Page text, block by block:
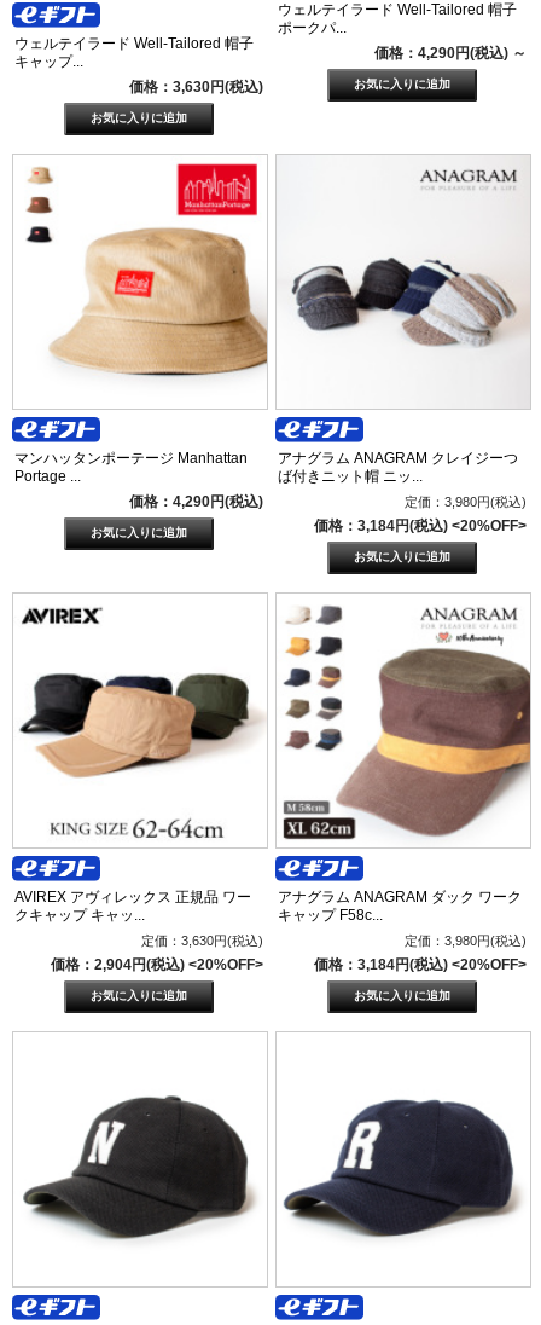
ウェルテイラード Well-Tailored 帽子
キャップ...
価格：3,630円(税込)
ウェルテイラード Well-Tailored 帽子
ポークパ...
価格：4,290円(税込) ～
マンハッタンポーテージ Manhattan
Portage ...
価格：4,290円(税込)
アナグラム ANAGRAM クレイジーつ
ば付きニット帽 ニッ...
定価：3,980円(税込)
価格：3,184円(税込) <20%OFF>
AVIREX アヴィレックス 正規品 ワー
クキャップ キャッ...
定価：3,630円(税込)
価格：2,904円(税込) <20%OFF>
アナグラム ANAGRAM ダック ワーク
キャップ F58c...
定価：3,980円(税込)
価格：3,184円(税込) <20%OFF>